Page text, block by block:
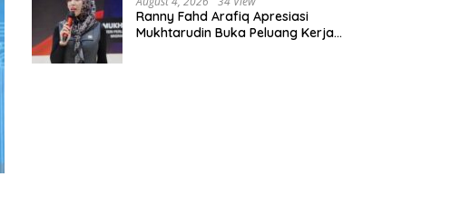
Ranny Fahd Arafiq Apresiasi
Mukhtarudin Buka Peluang Kerja